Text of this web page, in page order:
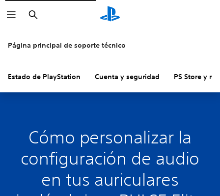
Buscar
Página principal de soporte técnico
Estado de PlayStation Cuenta y seguridad PS Store y
Cómo personalizar la
configuración de audio
en tus auriculares